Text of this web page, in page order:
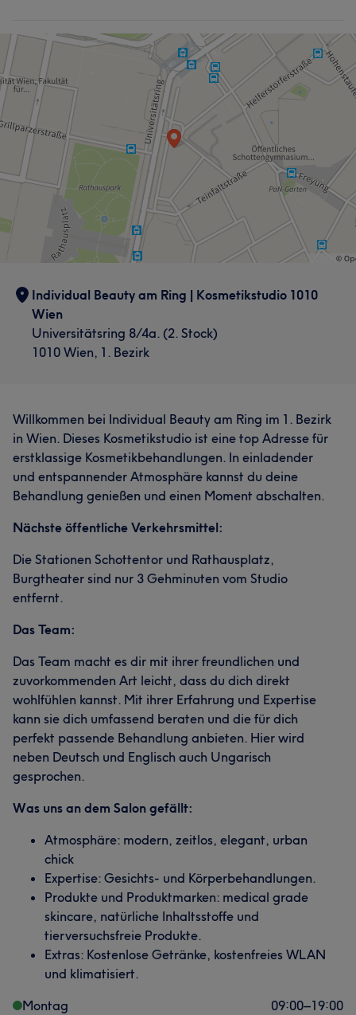
Individual Beauty am Ring | Kosmetikstudio 1010
Wien
Universitätsring 8/4a. (2. Stock)
1010 Wien, 1. Bezirk
Willkommen bei Individual Beauty am Ring im 1. Bezirk
in Wien. Dieses Kosmetikstudio ist eine top Adresse für
erstklassige Kosmetikbehandlungen. In einladender
und entspannender Atmosphäre kannst du deine
Behandlung genießen und einen Moment abschalten.
Nächste öffentliche Verkehrsmittel:
Die Stationen Schottentor und Rathausplatz,
Burgtheater sind nur 3 Gehminuten vom Studio
entfernt.
Das Team:
Das Team macht es dir mit ihrer freundlichen und
zuvorkommenden Art leicht, dass du dich direkt
wohlfühlen kannst. Mit ihrer Erfahrung und Expertise
kann sie dich umfassend beraten und die für dich
perfekt passende Behandlung anbieten. Hier wird
neben Deutsch und Englisch auch Ungarisch
gesprochen.
Was uns an dem Salon gefällt:
Atmosphäre: modern, zeitlos, elegant, urban
chick
Expertise: Gesichts- und Körperbehandlungen.
Produkte und Produktmarken: medical grade
skincare, natürliche Inhaltsstoffe und
tierversuchsfreie Produkte.
Extras: Kostenlose Getränke, kostenfreies WLAN
und klimatisiert.
Montag
09:00–19:00